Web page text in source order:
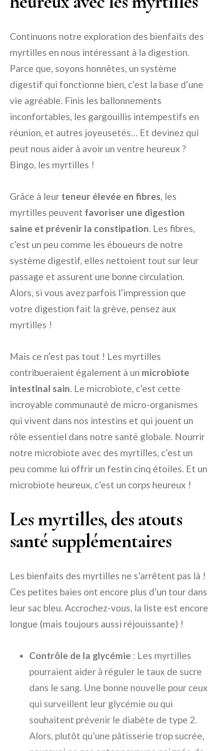
Continuons notre exploration des bienfaits des
myrtilles en nous intéressant à la digestion.
Parce que, soyons honnêtes, un système
digestif qui fonctionne bien, c’est la base d’une
vie agréable. Finis les ballonnements
inconfortables, les gargouillis intempestifs en
réunion, et autres joyeusetés… Et devinez qui
peut nous aider à avoir un ventre heureux ?
Bingo, les myrtilles !
Grâce à leur teneur élevée en fibres, les
myrtilles peuvent favoriser une digestion
saine et prévenir la constipation. Les fibres,
c’est un peu comme les éboueurs de notre
système digestif, elles nettoient tout sur leur
passage et assurent une bonne circulation.
Alors, si vous avez parfois l’impression que
votre digestion fait la grève, pensez aux
myrtilles !
Mais ce n’est pas tout ! Les myrtilles
contribueraient également à un microbiote
intestinal sain. Le microbiote, c’est cette
incroyable communauté de micro-organismes
qui vivent dans nos intestins et qui jouent un
rôle essentiel dans notre santé globale. Nourrir
notre microbiote avec des myrtilles, c’est un
peu comme lui offrir un festin cinq étoiles. Et un
microbiote heureux, c’est un corps heureux !
Les myrtilles, des atouts
santé supplémentaires
Les bienfaits des myrtilles ne s’arrêtent pas là !
Ces petites baies ont encore plus d’un tour dans
leur sac bleu. Accrochez-vous, la liste est encore
longue (mais toujours aussi réjouissante) !
Contrôle de la glycémie : Les myrtilles
pourraient aider à réguler le taux de sucre
dans le sang. Une bonne nouvelle pour ceux
qui surveillent leur glycémie ou qui
souhaitent prévenir le diabète de type 2.
Alors, plutôt qu’une pâtisserie trop sucrée,